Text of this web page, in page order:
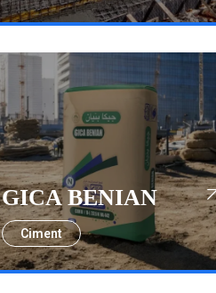
GICA BENIAN
Ciment